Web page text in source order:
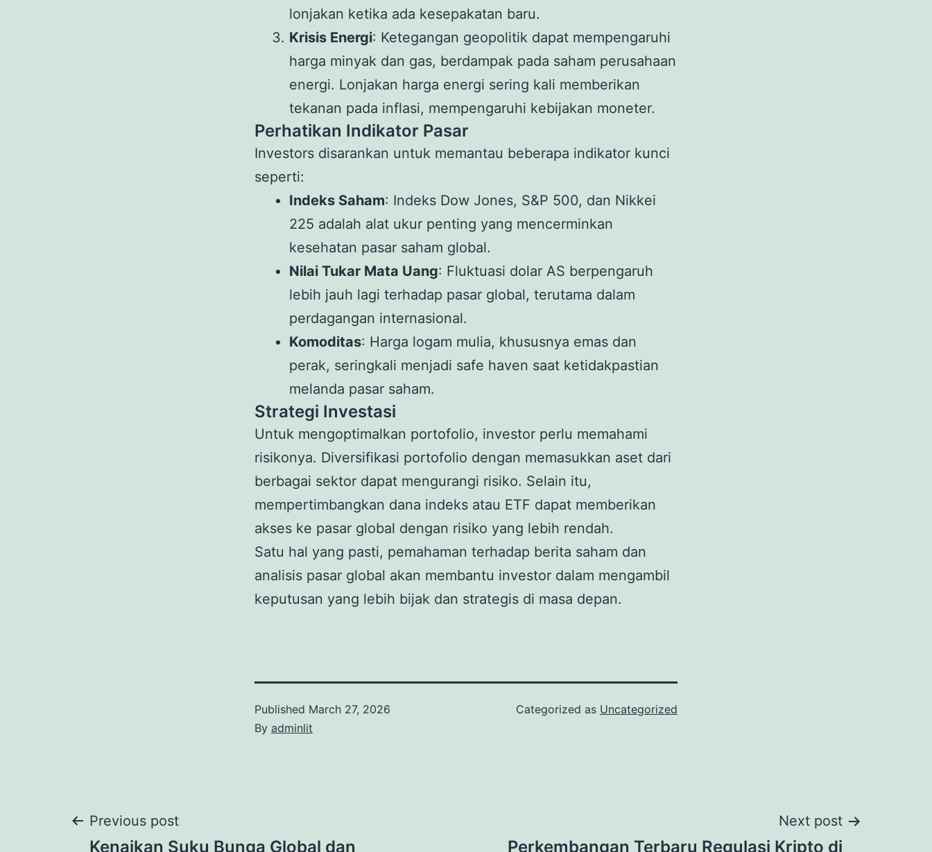
lonjakan ketika ada kesepakatan baru.
Krisis Energi: Ketegangan geopolitik dapat mempengaruhi
harga minyak dan gas, berdampak pada saham perusahaan
energi. Lonjakan harga energi sering kali memberikan
tekanan pada inflasi, mempengaruhi kebijakan moneter.
Perhatikan Indikator Pasar
Investors disarankan untuk memantau beberapa indikator kunci
seperti:
Indeks Saham: Indeks Dow Jones, S&P 500, dan Nikkei
225 adalah alat ukur penting yang mencerminkan
kesehatan pasar saham global.
Nilai Tukar Mata Uang: Fluktuasi dolar AS berpengaruh
lebih jauh lagi terhadap pasar global, terutama dalam
perdagangan internasional.
Komoditas: Harga logam mulia, khususnya emas dan
perak, seringkali menjadi safe haven saat ketidakpastian
melanda pasar saham.
Strategi Investasi
Untuk mengoptimalkan portofolio, investor perlu memahami
risikonya. Diversifikasi portofolio dengan memasukkan aset dari
berbagai sektor dapat mengurangi risiko. Selain itu,
mempertimbangkan dana indeks atau ETF dapat memberikan
akses ke pasar global dengan risiko yang lebih rendah.
Satu hal yang pasti, pemahaman terhadap berita saham dan
analisis pasar global akan membantu investor dalam mengambil
keputusan yang lebih bijak dan strategis di masa depan.
Published March 27, 2026
By adminlit
Categorized as Uncategorized
Post
Previous post
Kenaikan Suku Bunga Global dan
Next post
Perkembangan Terbaru Regulasi Kripto di